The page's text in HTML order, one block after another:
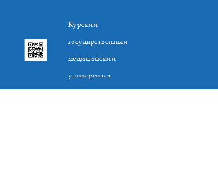
Курский
государственный
медицинский
университет